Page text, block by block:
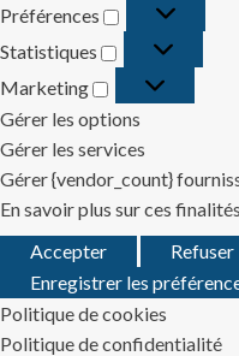
Préférences
Préférences
Statistiques
Statistiques
Marketing
Marketing
Gérer les options
Gérer les services
Gérer {vendor_count}
En savoir plus sur ces finalités
Accepter
Refuser
Enregistrer les
Politique de cookies
Politique de confidentialité